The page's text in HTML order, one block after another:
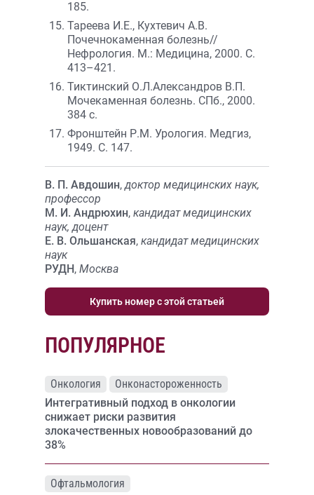
185.
Тареева И.Е., Кухтевич А.В.
Почечнокаменная болезнь//
Нефрология. М.: Медицина, 2000. С.
413–421.
Тиктинский О.Л.Александров В.П.
Мочекаменная болезнь. СПб., 2000.
384 с.
Фронштейн Р.М. Урология. Медгиз,
1949. С. 147.
В. П. Авдошин,доктор медицинских наук,
профессор
М. И. Андрюхин, кандидат медицинских
наук, доцент
Е. В. Ольшанская, кандидат медицинских
наук
РУДН, Москва
Купить номер с этой статьей
ПОПУЛЯРНОЕ
Онкология
Онконастороженность
Интегративный подход в онкологии
снижает риски развития
злокачественных новообразований до
38%
Офтальмология